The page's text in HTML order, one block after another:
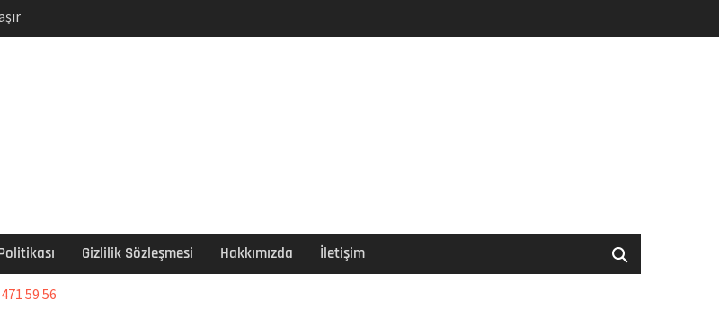
Gizlilik Sözleşmesi Hakkımızda İletişim
59 56